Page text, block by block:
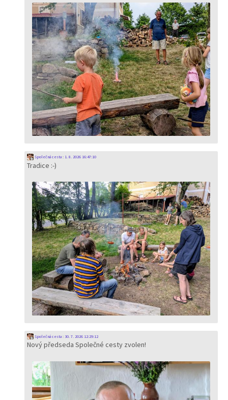
Společná cesta: 1. 8. 2026 16:47:10
Tradice :-)
Společná cesta: 30. 7. 2026 12:29:12
Nový předseda Společné cesty zvolen!